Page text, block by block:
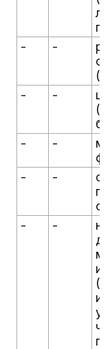
-
-
-
-
-
-
-
-
-
-